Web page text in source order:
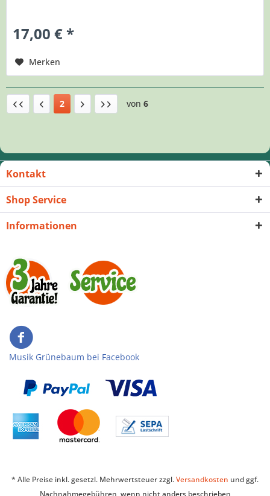
17,00 € *
Merken
2 von 6
Kontakt
Shop Service
Informationen
Musik Grünebaum bei Facebook
* Alle Preise inkl. gesetzl. Mehrwertsteuer zzgl.Versandkosten und ggf.
Nachnahmegebühren, wenn nicht anders beschrieben